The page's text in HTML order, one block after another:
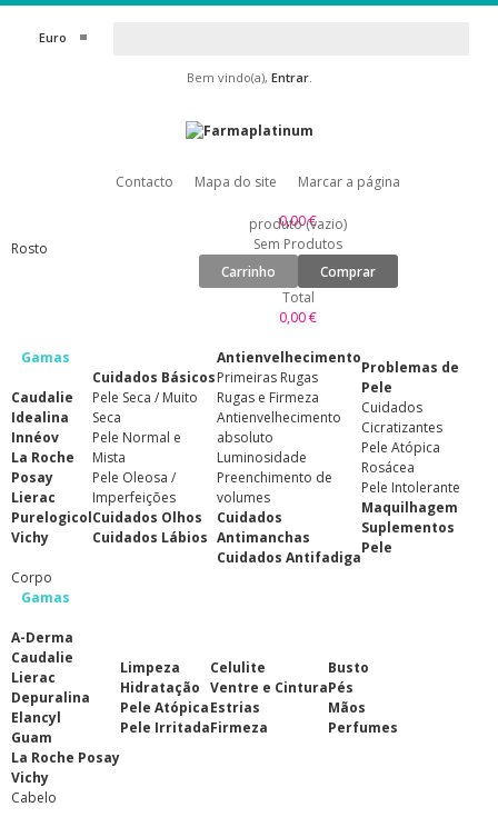
Euro
Bem vindo(a), Entrar.
Contacto Mapa do site Marcar a página
0,00 €
produto (vazio)
Sem Produtos
Carrinho
Comprar
Total
0,00 €
Rosto
Gamas
Caudalie
Idealina
Innéov
La Roche
Posay
Lierac
Purelogicol
Vichy
Cuidados Básicos
Pele Seca / Muito
Seca
Pele Normal e
Mista
Pele Oleosa /
Imperfeições
Cuidados Olhos
Cuidados Lábios
Antienvelhecimento
Primeiras Rugas
Rugas e Firmeza
Antienvelhecimento
absoluto
Luminosidade
Preenchimento de
volumes
Cuidados
Antimanchas
Cuidados Antifadiga
Problemas de
Pele
Cuidados
Cicratizantes
Pele Atópica
Rosácea
Pele Intolerante
Maquilhagem
Suplementos
Pele
Corpo
Gamas
A-Derma
Caudalie
Lierac
Depuralina
Elancyl
Guam
La Roche Posay
Vichy
Limpeza
Hidratação
Pele Atópica
Pele Irritada
Celulite
Ventre e Cintura
Estrias
Firmeza
Busto
Pés
Mãos
Perfumes
Cabelo